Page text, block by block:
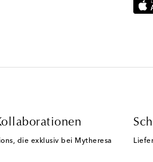
die exklusiv bei Mytheresa